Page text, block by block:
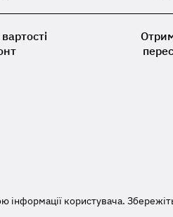
користувача.